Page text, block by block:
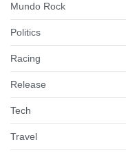
Mundo Rock
Politics
Racing
Release
Tech
Travel